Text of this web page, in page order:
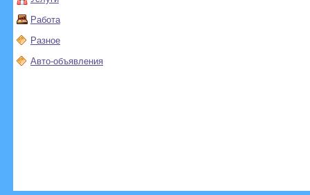
Работа
Разное
Авто-объявления